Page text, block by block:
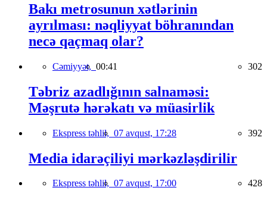
Bakı metrosunun xətlərinin
ayrılması: nəqliyyat böhranından
necə qaçmaq olar?
Cəmiyyət, 00:41 302
Təbriz azadlığının salnaməsi:
Məşrutə hərəkatı və müasirlik
Ekspress təhlil, 07 avqust, 17:28 392
Media idarəçiliyi mərkəzləşdirilir
Ekspress təhlil, 07 avqust, 17:00 428